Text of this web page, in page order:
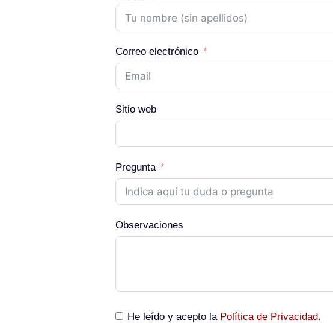
Correo electrónico
Sitio web
Pregunta
Observaciones
He leído y acepto la Política de Privacidad.